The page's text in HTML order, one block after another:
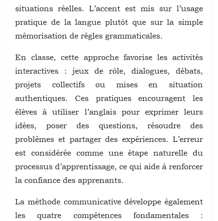
situations réelles. L’accent est mis sur l’usage
pratique de la langue plutôt que sur la simple
mémorisation de règles grammaticales.
En classe, cette approche favorise les activités
interactives : jeux de rôle, dialogues, débats,
projets collectifs ou mises en situation
authentiques. Ces pratiques encouragent les
élèves à utiliser l’anglais pour exprimer leurs
idées, poser des questions, résoudre des
problèmes et partager des expériences. L’erreur
est considérée comme une étape naturelle du
processus d’apprentissage, ce qui aide à renforcer
la confiance des apprenants.
La méthode communicative développe également
les quatre compétences fondamentales :